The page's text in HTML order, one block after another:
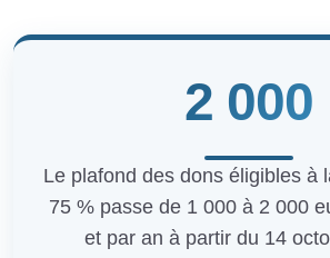
2 000
Le plafond des dons éligibles à
75 % passe de 1 000 à 2 000
et par an à partir du 14